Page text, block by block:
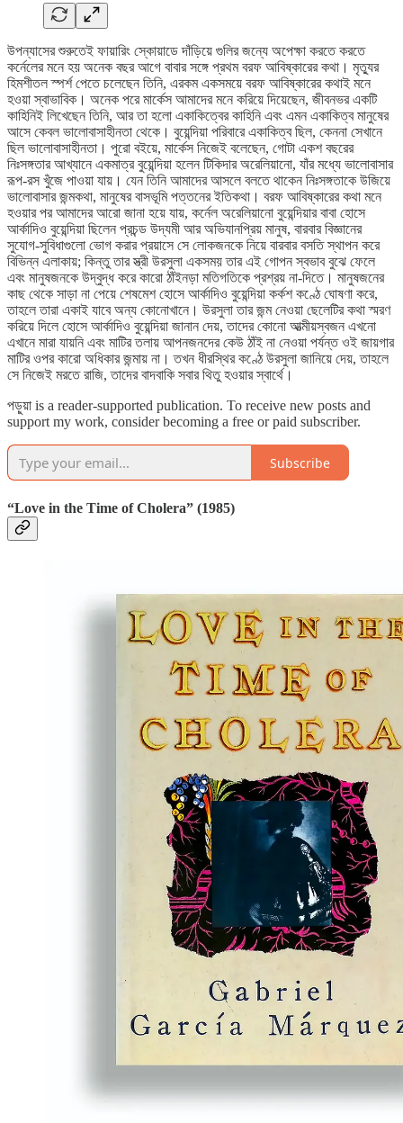
উপন্যাসের শুরুতেই ফায়ারিং স্কোয়াডে দাঁড়িয়ে গুলির জন্যে অপেক্ষা করতে করতে
কর্নেলের মনে হয় অনেক বছর আগে বাবার সঙ্গে প্রথম বরফ আবিষ্কারের কথা। মৃত্যুর
হিমশীতল স্পর্শ পেতে চলেছেন তিনি, এরকম একসময়ে বরফ আবিষ্কারের কথাই মনে
হওয়া স্বাভাবিক। অনেক পরে মার্কেস আমাদের মনে করিয়ে দিয়েছেন, জীবনভর একটি
কাহিনিই লিখেছেন তিনি, আর তা হলো একাকিত্বের কাহিনি এবং এমন একাকিত্ব মানুষের
আসে কেবল ভালোবাসাহীনতা থেকে। বুয়েন্দিয়া পরিবারে একাকিত্ব ছিল, কেননা সেখানে
ছিল ভালোবাসাহীনতা। পুরো বইয়ে, মার্কেস নিজেই বলেছেন, গোটা একশ বছরের
নিঃসঙ্গতার আখ্যানে একমাত্র বুয়েন্দিয়া হলেন টিকিদার অরেলিয়ানো, যাঁর মধ্যে ভালোবাসার
রূপ-রস খুঁজে পাওয়া যায়। যেন তিনি আমাদের আসলে বলতে থাকেন নিঃসঙ্গতাকে উজিয়ে
ভালোবাসার জন্মকথা, মানুষের বাসভূমি পত্তনের ইতিকথা। বরফ আবিষ্কারের কথা মনে
হওয়ার পর আমাদের আরো জানা হয়ে যায়, কর্নেল অরেলিয়ানো বুয়েন্দিয়ার বাবা হোসে
আর্কাদিও বুয়েন্দিয়া ছিলেন প্রচন্ড উদ্যমী আর অভিযানপ্রিয় মানুষ, বারবার বিজ্ঞানের
সুযোগ-সুবিধাগুলো ভোগ করার প্রয়াসে সে লোকজনকে নিয়ে বারবার বসতি স্থাপন করে
বিভিন্ন এলাকায়; কিন্তু তার স্ত্রী উরসুলা একসময় তার এই গোপন স্বভাব বুঝে ফেলে
এবং মানুষজনকে উদ্বুদ্ধ করে কারো ঠাঁইনড়া মতিগতিকে প্রশ্রয় না-দিতে। মানুষজনের
কাছ থেকে সাড়া না পেয়ে শেষমেশ হোসে আর্কাদিও বুয়েন্দিয়া কর্কশ কণ্ঠে ঘোষণা করে,
তাহলে তারা একাই যাবে অন্য কোনোখানে। উরসুলা তার জন্ম নেওয়া ছেলেটির কথা স্মরণ
করিয়ে দিলে হোসে আর্কাদিও বুয়েন্দিয়া জানান দেয়, তাদের কোনো আত্মীয়স্বজন এখনো
এখানে মারা যায়নি এবং মাটির তলায় আপনজনদের কেউ ঠাঁই না নেওয়া পর্যন্ত ওই জায়গার
মাটির ওপর কারো অধিকার জন্মায় না। তখন ধীরস্থির কণ্ঠে উরসুলা জানিয়ে দেয়, তাহলে
সে নিজেই মরতে রাজি, তাদের বাদবাকি সবার থিতু হওয়ার স্বার্থে।
পড়ুয়া is a reader-supported publication. To receive new posts and
support my work, consider becoming a free or paid subscriber.
Subscribe
“Love in the Time of Cholera” (1985)